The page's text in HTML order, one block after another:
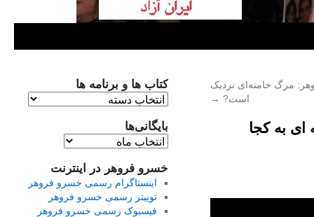
مرگ خامنه‌ای نزدیک
است? →
به کجا
کتاب ها و برنامه ها
کتاب
و
برنامه
بایگانی‌ها
بایگانی‌ها
خسرو فروهر در اینترنت
اینستاگرام رسمی خسرو فروهر
توییتر رسمی خسرو فروهر
فیسبوک رسمی خسرو فروهر